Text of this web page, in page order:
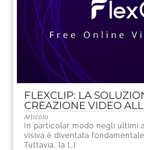
FLEXCLIP: LA
CREAZIONE VIDEO
Articolo
In particolar modo negli ultimi
visiva è diventata
Tuttavia, la […]